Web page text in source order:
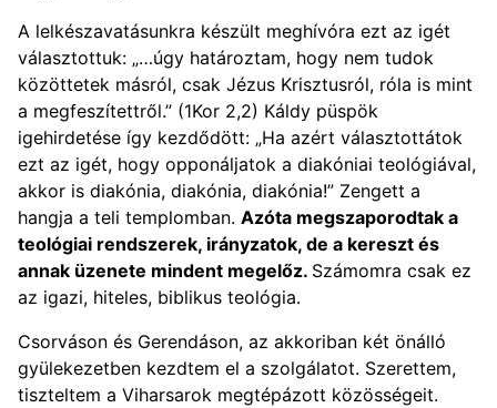
A lelkészavatásunkra készült meghívóra ezt az igét
választottuk: „…úgy határoztam, hogy nem tudok
közöttetek másról, csak Jézus Krisztusról, róla is mint
a megfeszítettről.” (1Kor 2,2) Káldy püspök
igehirdetése így kezdődött: „Ha azért választottátok
ezt az igét, hogy opponáljatok a diakóniai teológiával,
akkor is diakónia, diakónia, diakónia!” Zengett a
hangja a teli templomban. Azóta megszaporodtak a
teológiai rendszerek, irányzatok, de a kereszt és
annak üzenete mindent megelőz. Számomra csak ez
az igazi, hiteles, biblikus teológia.
Csorváson és Gerendáson, az akkoriban két önálló
gyülekezetben kezdtem el a szolgálatot. Szerettem,
tiszteltem a Viharsarok megtépázott közösségeit.